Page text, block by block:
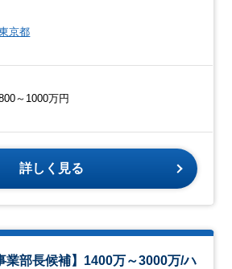
京都
～1000万円
詳しく見る
業部長候補】1400万～3000万/ハ